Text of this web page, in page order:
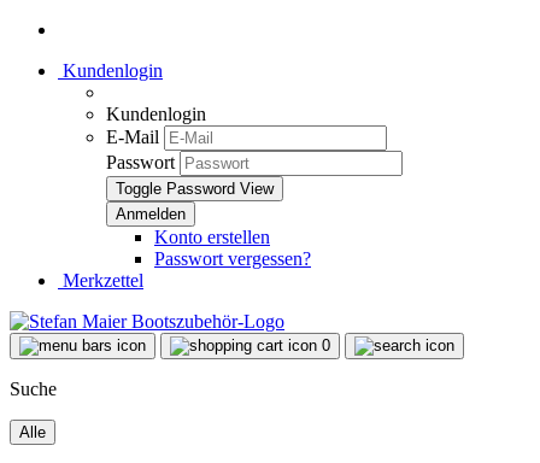
Kundenlogin
Kundenlogin
E-Mail
Passwort
Toggle Password View
Konto erstellen
Passwort vergessen?
Merkzettel
0
Suche
Alle